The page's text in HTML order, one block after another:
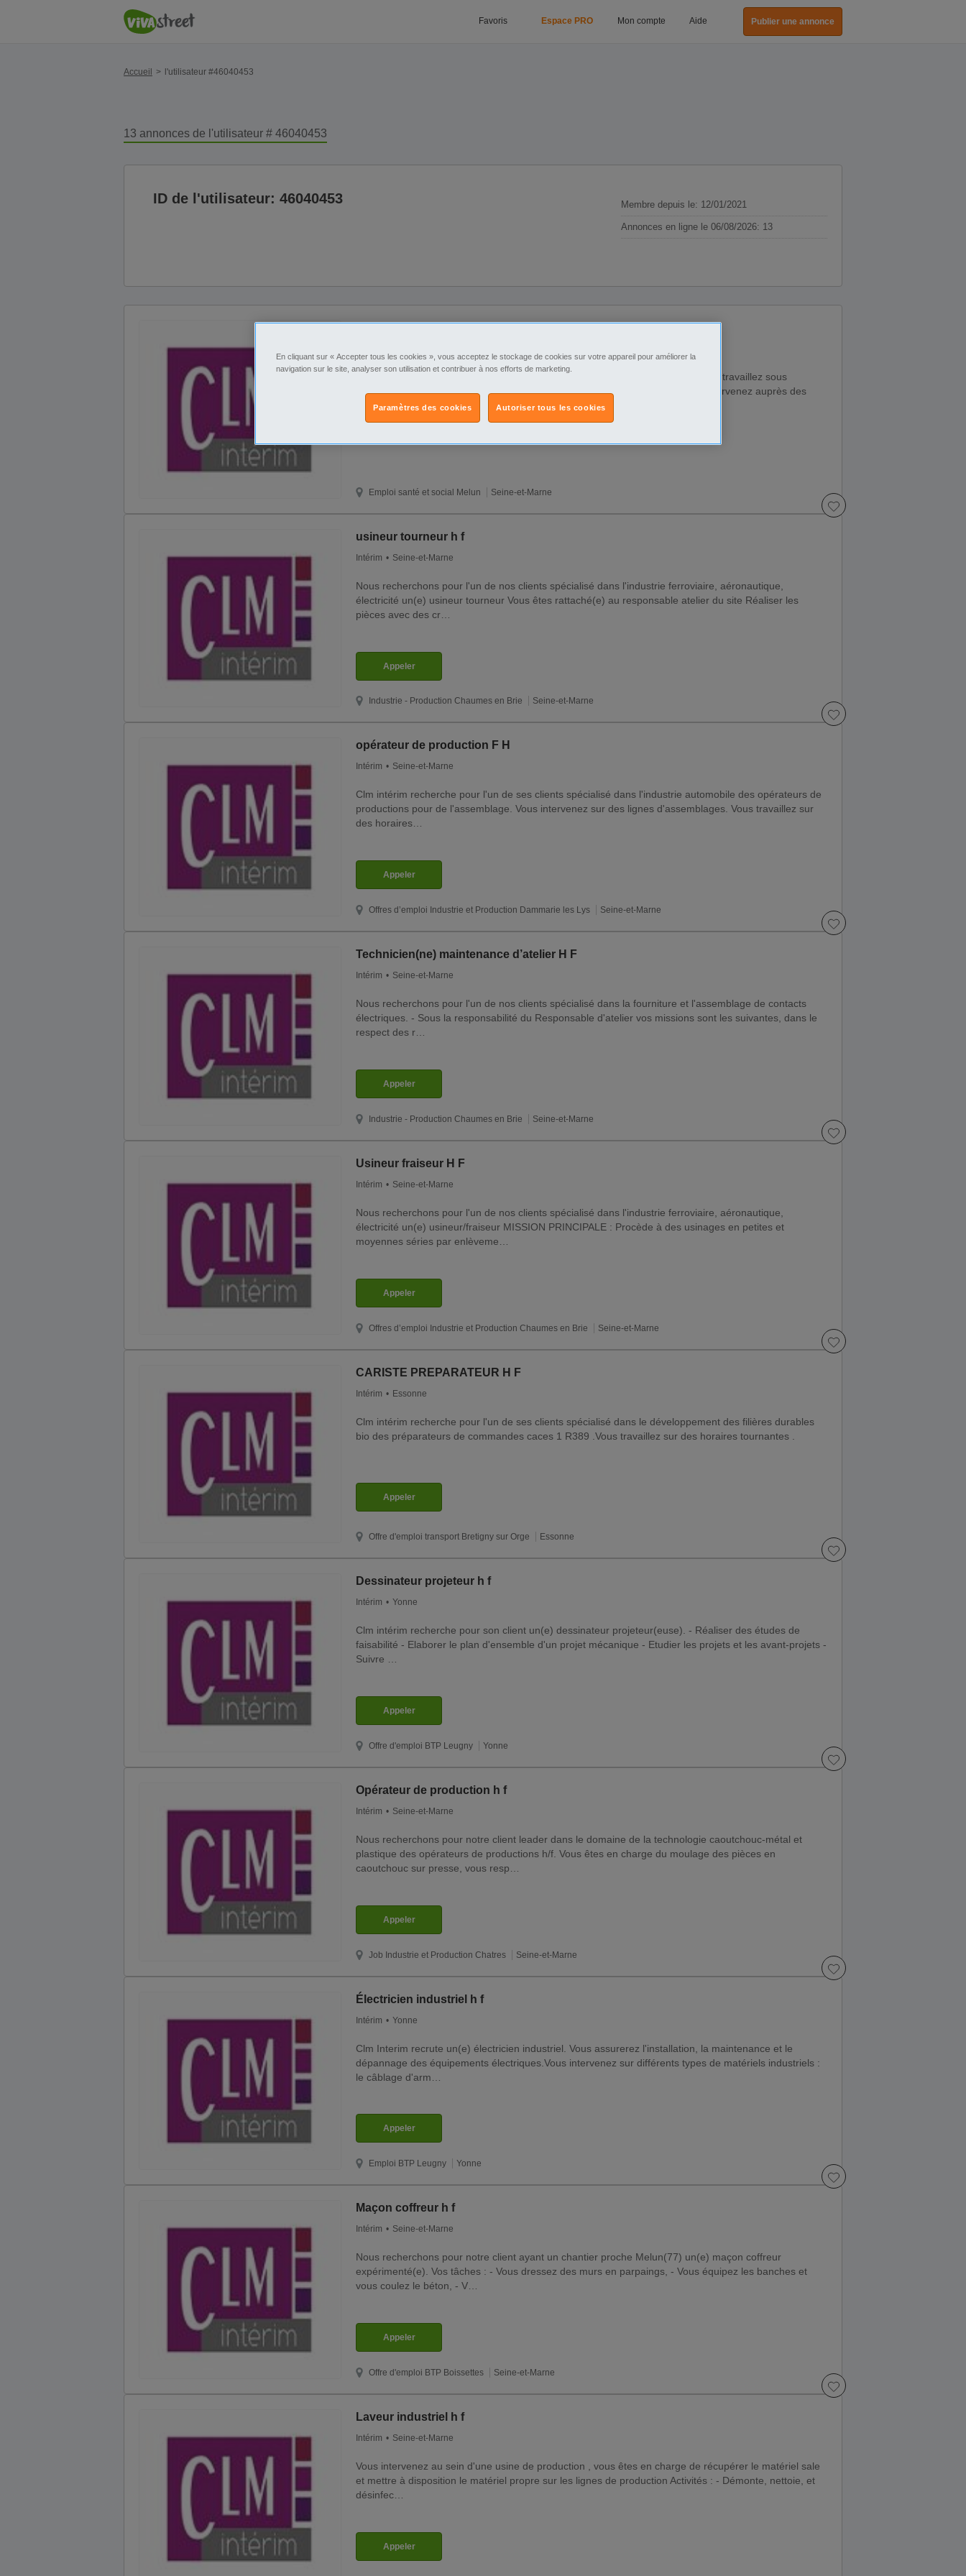
Favoris Espace PRO Mon compte Aide Publier une annonce
Accueil l'utilisateur #46040453
13 annonces de l'utilisateur # 46040453
ID de l'utilisateur: 46040453 Membre depuis le: 12/01/2021
Annonces en ligne le 06/08/2026: 13
Infirmier(ère) h f
Nous recherchons un(e) infirmier(ère) pour intervenir au sein d'un EHPAD. Vous travaillez sous
l'autorité du directeur de l'établissement et de l'infirmière coordinatrice. Vous intervenez auprès des
résidents.
Emploi santé et social Melun Seine-et-Marne
usineur tourneur h f
Intérim Seine-et-Marne
Nous recherchons pour l'un de nos clients spécialisé dans l'industrie ferroviaire, aéronautique,
électricité un(e) usineur tourneur Vous êtes rattaché(e) au responsable atelier du site Réaliser les
pièces avec des cr…
Industrie - ProductionChaumes en Brie Seine-et-Marne
Appeler
opérateur de production F H
Intérim Seine-et-Marne
Clm intérim recherche pour l'un de ses clients spécialisé dans l'industrie automobile des opérateurs de
productions pour de l'assemblage. Vous intervenez sur des lignes d'assemblages. Vous travaillez sur
des horaires…
Offres d’emploi Industrie et Production Dammarie les Lys Seine-et-Marne
Appeler
Technicien(ne) maintenance d’atelier H F
Intérim Seine-et-Marne
Nous recherchons pour l'un de nos clients spécialisé dans la fourniture et l'assemblage de contacts
électriques. - Sous la responsabilité du Responsable d'atelier vos missions sont les suivantes, dans le
respect des r…
Industrie - ProductionChaumes en Brie Seine-et-Marne
Appeler
Usineur fraiseur H F
Intérim Seine-et-Marne
Nous recherchons pour l'un de nos clients spécialisé dans l'industrie ferroviaire, aéronautique,
électricité un(e) usineur/fraiseur MISSION PRINCIPALE : Procède à des usinages en petites et
moyennes séries par enlèveme…
Offres d’emploi Industrie et ProductionChaumes en Brie Seine-et-Marne
Appeler
CARISTE PREPARATEUR H F
Intérim Essonne
Clm intérim recherche pour l'un de ses clients spécialisé dans le développement des filières durables
bio des préparateurs de commandes caces 1 R389 .Vous travaillez sur des horaires tournantes .
Offre d'emploi transport Bretigny sur Orge Essonne
Appeler
Dessinateur projeteur h f
Intérim Yonne
Clm intérim recherche pour son client un(e) dessinateur projeteur(euse). - Réaliser des études de
faisabilité - Elaborer le plan d'ensemble d'un projet mécanique - Etudier les projets et les avant-projets -
Suivre …
Offre d'emploi BTP Leugny Yonne
Appeler
Opérateur de production h f
Intérim Seine-et-Marne
Nous recherchons pour notre client leader dans le domaine de la technologie caoutchouc-métal et
plastique des opérateurs de productions h/f. Vous êtes en charge du moulage des pièces en
caoutchouc sur presse, vous resp…
Job Industrie et ProductionChatres Seine-et-Marne
Appeler
Électricien industriel h f
Intérim Yonne
Clm Interim recrute un(e) électricien industriel. Vous assurerez l'installation, la maintenance et le
dépannage des équipements électriques.Vous intervenez sur différents types de matériels industriels :
le câblage d'arm…
Emploi BTP Leugny Yonne
Appeler
Maçon coffreur h f
Intérim Seine-et-Marne
Nous recherchons pour notre client ayant un chantier proche Melun(77) un(e) maçon coffreur
expérimenté(e). Vos tâches : - Vous dressez des murs en parpaings, - Vous équipez les banches et
vous coulez le béton, - V…
Offre d'emploi BTP Boissettes Seine-et-Marne
Appeler
Laveur industriel h f
Intérim Seine-et-Marne
Vous intervenez au sein d'une usine de production , vous êtes en charge de récupérer le matériel sale
et mettre à disposition le matériel propre sur les lignes de production Activités : - Démonte, nettoie, et
désinfec…
Appeler
En cliquant sur « Accepter tous les cookies », vous acceptez le stockage de cookies sur votre appareil pour améliorer la
navigation sur le site, analyser son utilisation et contribuer à nos efforts de marketing.
Autoriser tous les cookies
Paramètres des cookies